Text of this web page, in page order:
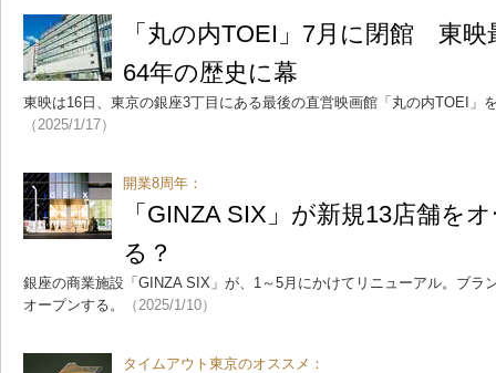
「丸の内TOEI」7月に閉館 東映
64年の歴史に幕
東映は16日、東京の銀座3丁目にある最後の直営映画館「丸の内TOEI」
（2025/1/17）
開業8周年：
「GINZA SIX」が新規13店舗を
る？
銀座の商業施設「GINZA SIX」が、1～5月にかけてリニューアル。ブラ
オープンする。
（2025/1/10）
タイムアウト東京のオススメ：